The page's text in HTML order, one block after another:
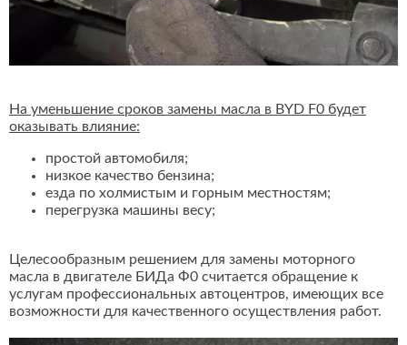
На уменьшение сроков замены масла в BYD F0 будет
оказывать влияние:
простой автомобиля;
низкое качество бензина;
езда по холмистым и горным местностям;
перегрузка машины весу;
Целесообразным решением для замены моторного
масла в двигателе БИДа Ф0 считается обращение к
услугам профессиональных автоцентров, имеющих все
возможности для качественного осуществления работ.